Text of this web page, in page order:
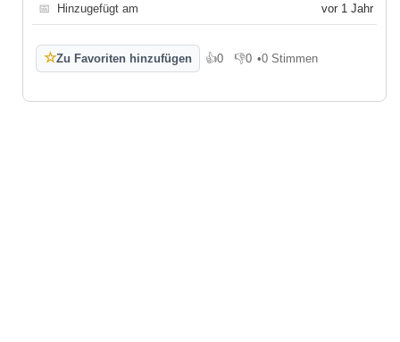
📅 Hinzugefügt am vor 1 Jahr
☆Zu Favoriten hinzufügen 👍0
Gefällt mir
👎0
Gefällt mir nicht
•0 Stimmen